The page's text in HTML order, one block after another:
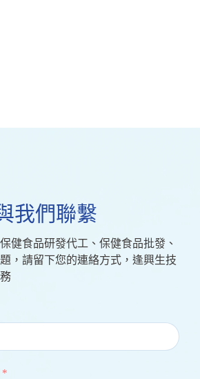
我們聯繫
健食品研發代工、保健食品批發、
，請留下您的連絡方式，逢興生技